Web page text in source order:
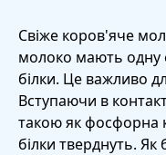
Свіже коров'яче
молоко мають одну
білки. Це важливо
Вступаючи в
такою як фосфорна
білки тверднуть. Як